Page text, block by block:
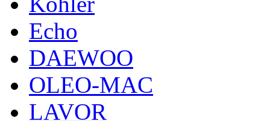
Echo
DAEWOO
OLEO-MAC
LAVOR